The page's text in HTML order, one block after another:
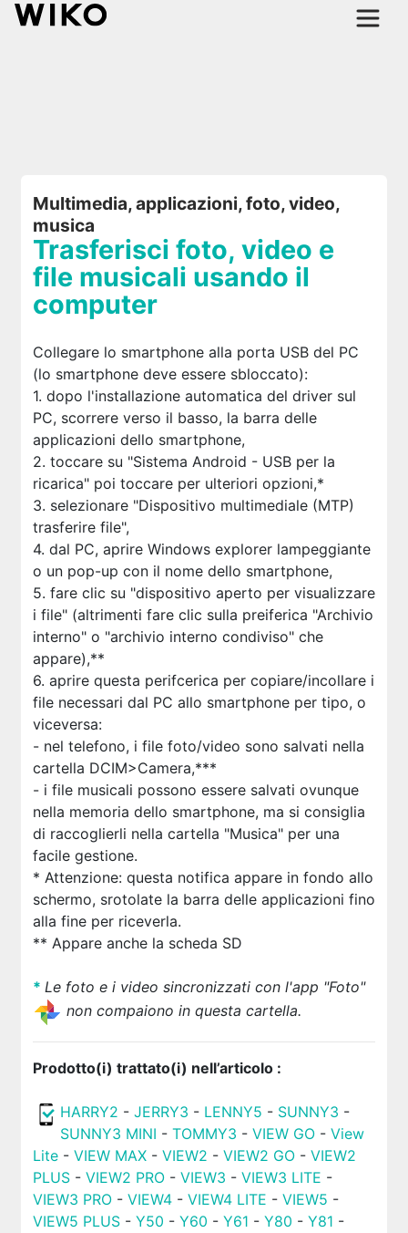
Multimedia, applicazioni, foto, video,
musica
Trasferisci foto, video e
file musicali usando il
computer
Collegare lo smartphone alla porta USB del PC
(lo smartphone deve essere sbloccato):
1. dopo l'installazione automatica del driver sul
PC, scorrere verso il basso, la barra delle
applicazioni dello smartphone,
2. toccare su "Sistema Android - USB per la
ricarica" poi toccare per ulteriori opzioni,*
3. selezionare "Dispositivo multimediale (MTP)
trasferire file",
4. dal PC, aprire Windows explorer lampeggiante
o un pop-up con il nome dello smartphone,
5. fare clic su "dispositivo aperto per visualizzare
i file" (altrimenti fare clic sulla preiferica "Archivio
interno" o "archivio interno condiviso" che
appare),**
6. aprire questa perifcerica per copiare/incollare i
file necessari dal PC allo smartphone per tipo, o
viceversa:
- nel telefono, i file foto/video sono salvati nella
cartella DCIM>Camera,***
- i file musicali possono essere salvati ovunque
nella memoria dello smartphone, ma si consiglia
di raccoglierli nella cartella "Musica" per una
facile gestione.
* Attenzione: questa notifica appare in fondo allo
schermo, srotolate la barra delle applicazioni fino
alla fine per riceverla.
** Appare anche la scheda SD
* Le foto e i video sincronizzati con l'app "Foto"
non compaiono in questa cartella.
Prodotto(i) trattato(i) nell’articolo :
HARRY2 - JERRY3 - LENNY5 - SUNNY3 -
SUNNY3 MINI - TOMMY3 - VIEW GO- View
Lite- VIEW MAX- VIEW2 - VIEW2 GO- VIEW2
PLUS- VIEW2 PRO- VIEW3 - VIEW3 LITE -
VIEW3 PRO- VIEW4- VIEW4 LITE - VIEW5 -
VIEW5 PLUS- Y50 - Y60 - Y61 - Y80 - Y81 -